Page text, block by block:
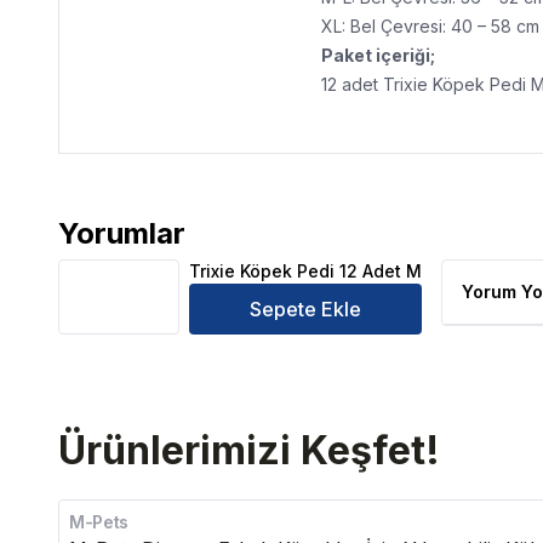
XL: Bel Çevresi: 40 – 58 cm
Paket içeriği;
12 adet Trixie Köpek Pedi
Yorumlar
Trixie Köpek Pedi 12 Adet M Ürün Yorumları
Trixie Köpek Pedi 12 Adet M
Sepete Ekle
Yorum
Ürünlerimizi Keşfet!
M-Pets